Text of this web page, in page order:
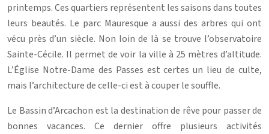
printemps. Ces quartiers représentent les saisons dans toutes
leurs beautés. Le parc Mauresque a aussi des arbres qui ont
vécu près d’un siècle. Non loin de là se trouve l’observatoire
Sainte-Cécile. Il permet de voir la ville à 25 mètres d’altitude.
L’Église Notre-Dame des Passes est certes un lieu de culte,
mais l’architecture de celle-ci est à couper le souffle.
Le Bassin d’Arcachon est la destination de rêve pour passer de
bonnes vacances. Ce dernier offre plusieurs activités